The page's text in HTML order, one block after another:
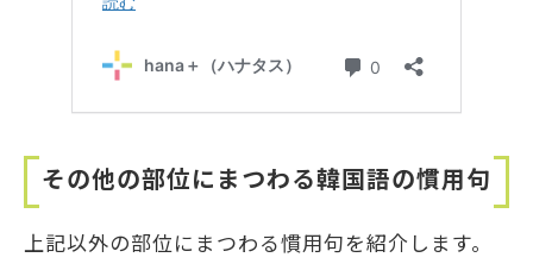
その他の部位にまつわる韓国語の慣用句
上記以外の部位にまつわる慣用句を紹介します。